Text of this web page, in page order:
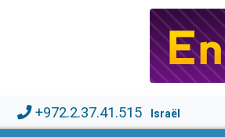
+972.2.37.41.515 Israël